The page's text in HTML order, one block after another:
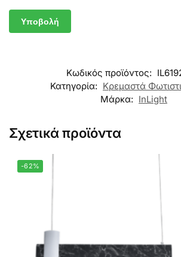
Κωδικός προϊόντος:
Κατηγορία: Κρεμαστά
Μάρκα: InLight
Σχετικά προϊόντα
-62%